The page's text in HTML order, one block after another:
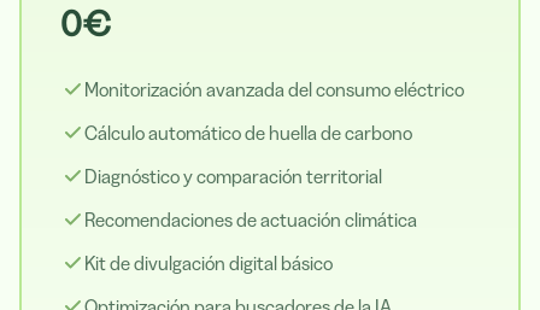
0€
Monitorización avanzada del consumo eléctrico
Cálculo automático de huella de carbono
Diagnóstico y comparación territorial
Recomendaciones de actuación climática
Kit de divulgación digital básico